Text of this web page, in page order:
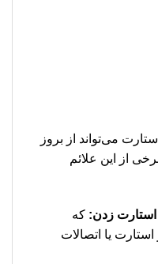
می‌تواند از بروز
از این علائم
زدن: که
یا اتصالات